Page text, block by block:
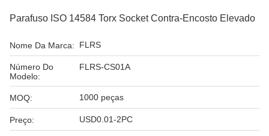
Parafuso ISO 14584 Torx Socket Contra-Encosto Elevado
Nome Da Marca: FLRS
Número Do
Modelo:
FLRS-CS01A
MOQ: 1000 peças
Preço: USD0.01-2PC